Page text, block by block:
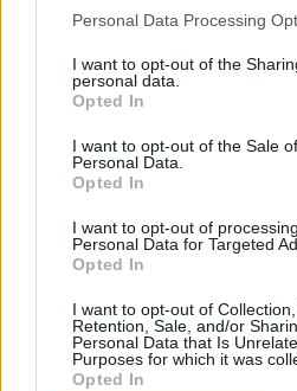
Personal Data Processing
I want to opt-out of the
personal data.
Opted In
I want to opt-out of the Sale
Personal Data.
Opted In
I want to opt-out of
Personal Data for Targeted
Opted In
I want to opt-out of Collection,
Retention, Sale, and/or
Personal Data that Is
Purposes for which it was
Opted In
Πριν 1
Έτοιμη η Πολιτική Προστασία
αντιπυρική